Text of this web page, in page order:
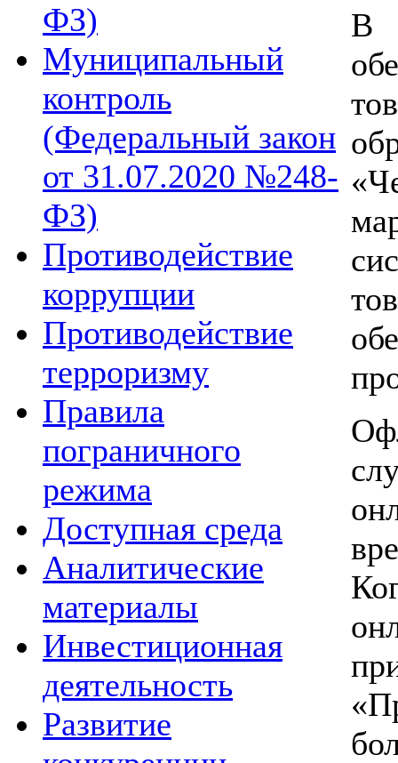
ФЗ)
Муниципальный
контроль
(Федеральный закон
от 31.07.2020 №248-
ФЗ)
Противодействие
коррупции
Противодействие
терроризму
Правила
пограничного
режима
Доступная среда
Аналитические
материалы
Инвестиционная
деятельность
Развитие
В